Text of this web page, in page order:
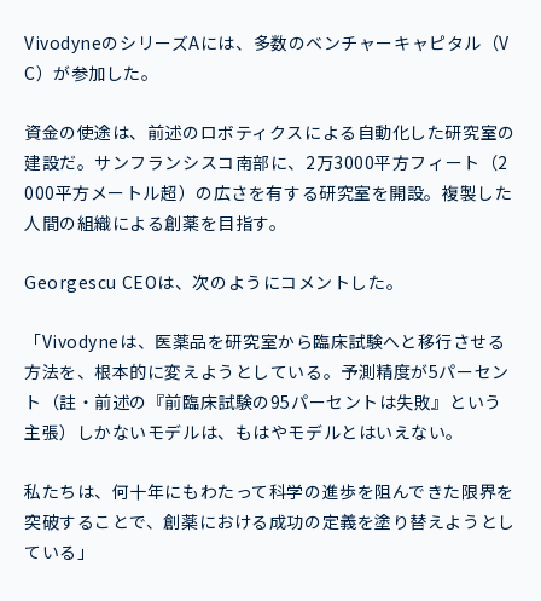
VivodyneのシリーズAには、多数のベンチャーキャピタル（V
C）が参加した。
資金の使途は、前述のロボティクスによる自動化した研究室の
建設だ。サンフランシスコ南部に、2万3000平方フィート（2
000平方メートル超）の広さを有する研究室を開設。複製した
人間の組織による創薬を目指す。
Georgescu CEOは、次のようにコメントした。
「Vivodyneは、医薬品を研究室から臨床試験へと移行させる
方法を、根本的に変えようとしている。予測精度が5パーセン
ト（註・前述の『前臨床試験の95パーセントは失敗』という
主張）しかないモデルは、もはやモデルとはいえない。
私たちは、何十年にもわたって科学の進歩を阻んできた限界を
突破することで、創薬における成功の定義を塗り替えようとし
ている」